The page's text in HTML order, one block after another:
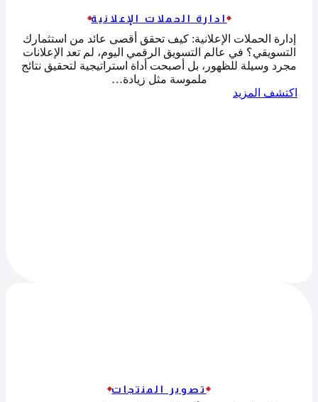
ادارة الحملات الإعلانية
إدارة الحملات الإعلانية: كيف تحقق أقصى عائد من استثمارك
التسويقي؟ في عالم التسويق الرقمي اليوم، لم تعد الإعلانات
مجرد وسيلة للظهور، بل أصبحت أداة استراتيجية لتحقيق نتائج
ملموسة مثل زيادة…
اكتشف المزيد
تصوير المنتجات